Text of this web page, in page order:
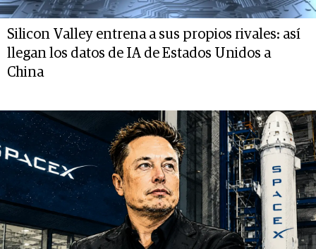
Silicon Valley entrena a sus propios rivales: así
llegan los datos de IA de Estados Unidos a
China